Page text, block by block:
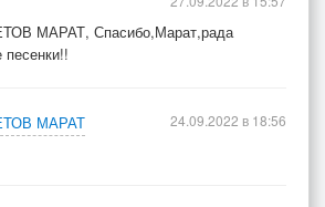
МАРАТ, Спасибо,Марат,рада
песенки!!
МАРАТ
24.09.2022 в 18:56